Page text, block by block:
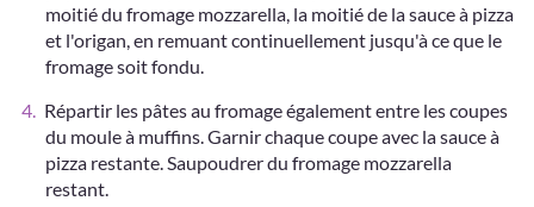
moitié du fromage mozzarella, la moitié de la sauce à pizza
et l'origan, en remuant continuellement jusqu'à ce que le
fromage soit fondu.
Répartir les pâtes au fromage également entre les coupes
du moule à muffins. Garnir chaque coupe avec la sauce à
pizza restante. Saupoudrer du fromage mozzarella
restant.